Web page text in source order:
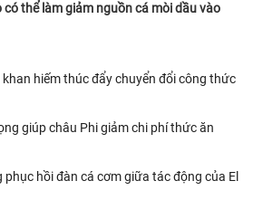
có thể làm giảm nguồn cá mòi dầu vào
hiếm thúc đẩy chuyển đổi công thức
giúp châu Phi giảm chi phí thức ăn
phục hồi đàn cá cơm giữa tác động của El